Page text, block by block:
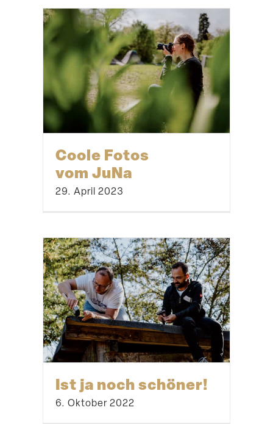
Coole Fotos
vom JuNa
29. April 2023
Ist ja noch schöner!
6. Oktober 2022